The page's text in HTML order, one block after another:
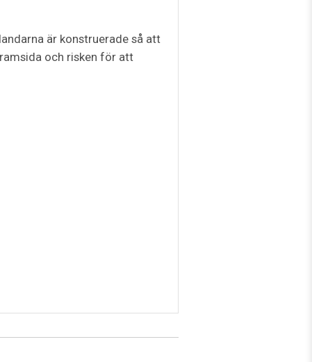
är konstruerade så att
och risken för att